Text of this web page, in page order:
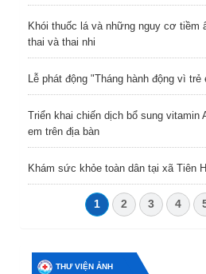
Khói thuốc lá và những nguy cơ tiềm
thai và thai nhi
Lễ phát động "Tháng hành động vì trẻ
Triển khai chiến dịch bổ sung vitamin
em trên địa bàn
Khám sức khỏe toàn dân tại xã Tiên
1 2 3 4
THƯ VIỆN ẢNH